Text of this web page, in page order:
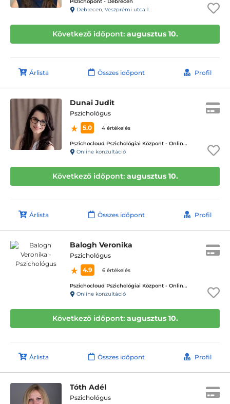
Debrecen, Veszprémi utca 1.
Következő időpont: augusztus 10.
Árlista Összes időpont Profil
Dunai Judit
Pszichológus
5.0
4 értékelés
Pszichocloud Pszichológiai Központ - Online ügyfélfogadás
Online konzultáció
Következő időpont: augusztus 10.
Árlista Összes időpont Profil
Balogh Veronika
Pszichológus
4.9
6 értékelés
Pszichocloud Pszichológiai Központ - Online ügyfélfogadás
Online konzultáció
Következő időpont: augusztus 10.
Árlista Összes időpont Profil
Tóth Adél
Pszichológus